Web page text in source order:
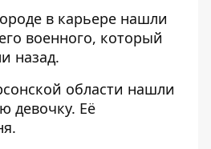
в карьере нашли
военного, который
назад.
области нашли
девочку. Её